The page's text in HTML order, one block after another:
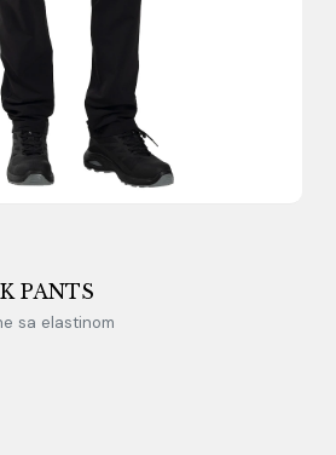
PANTS
sa elastinom